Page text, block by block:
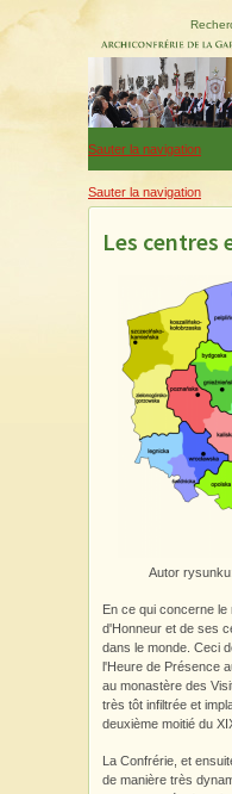
Sauter la navigation
Sauter la navigation
Les centres
Autor
En ce qui concerne
d'Honneur et de ses
dans le monde. Ceci
l'Heure de Présence
au monastère des
très tôt infiltrée et
deuxième moitié du
La Confrérie, et
de manière très